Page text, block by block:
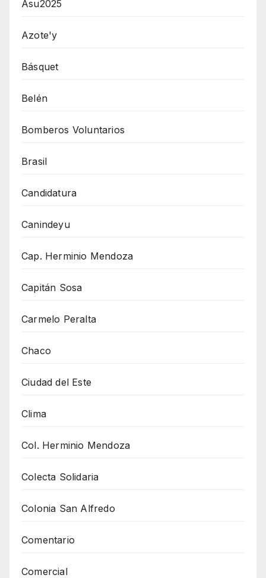
Asu2025
Azote'y
Básquet
Belén
Bomberos Voluntarios
Brasil
Candidatura
Canindeyu
Cap. Herminio Mendoza
Capitán Sosa
Carmelo Peralta
Chaco
Ciudad del Este
Clima
Col. Herminio Mendoza
Colecta Solidaria
Colonia San Alfredo
Comentario
Comercial